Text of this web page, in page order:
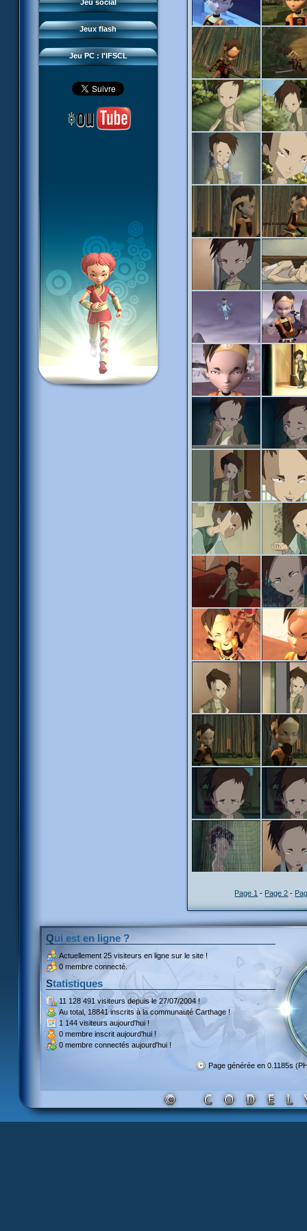
Jeu social
Jeux flash
Sector 2 Escape
Jeu PC : l'IFSCL
Téléchargements
Réseau IFSCL
Page 1 - Page 2 -
Qui est en ligne ?
Actuellement 25 visiteurs en ligne sur le site !
0 membre connecté.
Statistiques
11 128 491 visiteursdepuis le 27/07/2004 !
Au total, 18841 inscritsà la communauté Carthage !
1 144 visiteurs aujourd'hui !
0 membre inscrit aujourd'hui !
0 membre connectés aujourd'hui !
Page générée en 0.1185s